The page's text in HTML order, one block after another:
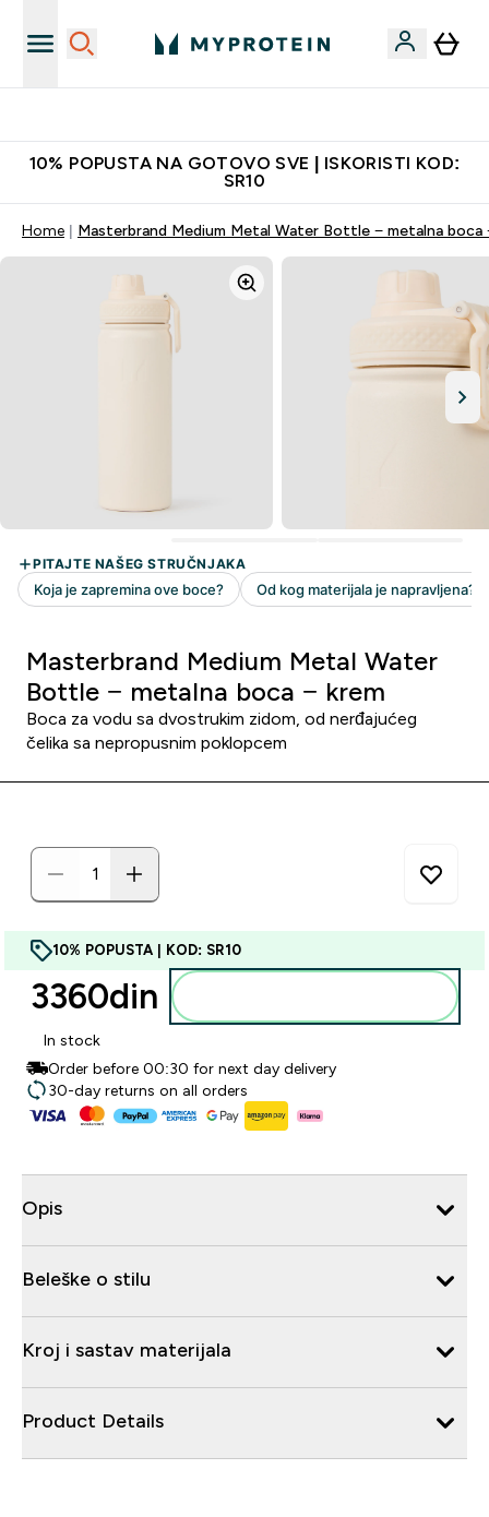
10% POPUSTA NA GOTOVO SVE | ISKORISTI KOD:
SR10
Home Masterbrand Medium Metal Water Bottle − metalna boca
Masterbrand Medium Metal Water
Bottle − metalna boca − krem
Boca za vodu sa dvostrukim zidom, od nerđajućeg
čelika sa nepropusnim poklopcem
10% POPUSTA | KOD: SR10
3360din‎
In stock
Order before 00:30 for next day delivery
30-day returns on all orders
Opis
Beleške o stilu
Kroj i sastav materijala
Product Details